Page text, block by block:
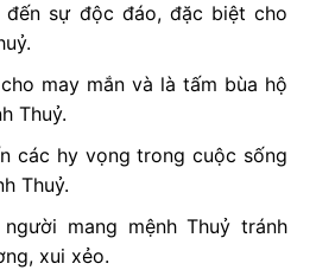
đến sự độc đáo, đặc biệt cho
may mắn và là tấm bùa hộ
Thuỷ.
các hy vọng trong cuộc sống
Thuỷ.
mang mệnh Thuỷ tránh
xui xẻo.